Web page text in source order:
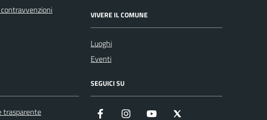
VIVERE IL COMUNE
Luoghi
Eventi
trasparente
SEGUICI SU
Facebook Instagram YouTube